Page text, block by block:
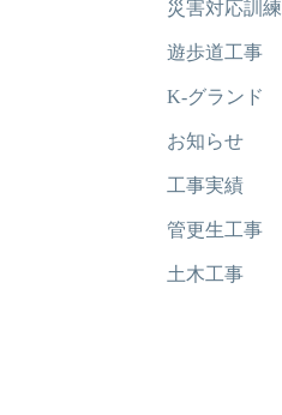
災害対応訓練
遊歩道工事
K-グランド
お知らせ
工事実績
管更生工事
土木工事